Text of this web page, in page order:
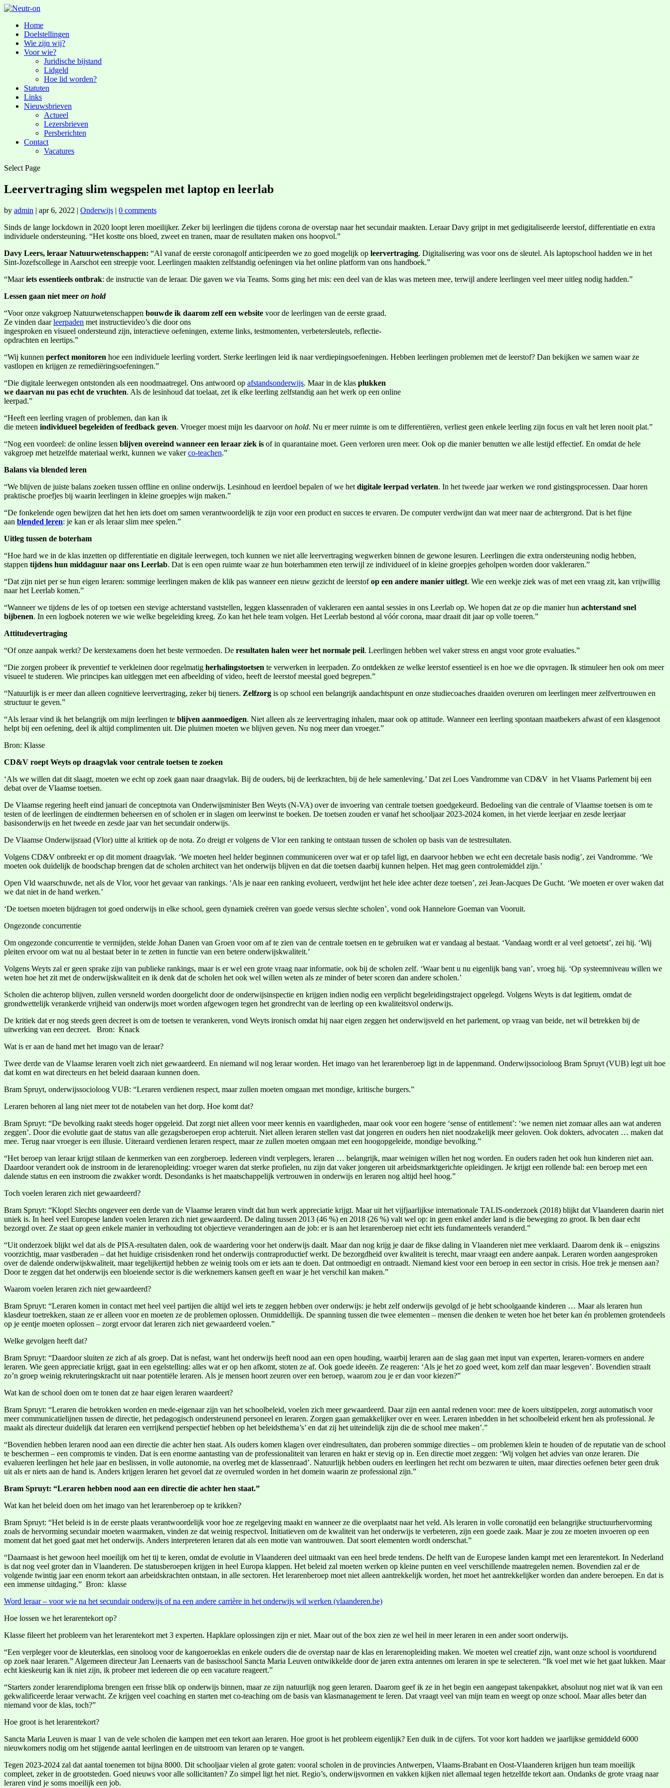
Home
Doelstellingen
Wie zijn wij?
Voor wie?
Juridische bijstand
Lidgeld
Hoe lid worden?
Statuten
Links
Nieuwsbrieven
Actueel
Lezersbrieven
Persberichten
Contact
Vacatures
Select Page
Leervertraging slim wegspelen met laptop en leerlab
by admin | apr 6, 2022 | Onderwijs | 0 comments
Sinds de lange lockdown in 2020 loopt leren moeilijker. Zeker bij leerlingen die tijdens corona de overstap naar het secundair maakten. Leraar Davy grijpt in met gedigitaliseerde leerstof, differentiatie en extra
individuele ondersteuning. “Het kostte ons bloed, zweet en tranen, maar de resultaten maken ons hoopvol.”
Davy Leers, leraar Natuurwetenschappen: “Al vanaf de eerste coronagolf anticipeerden we zo goed mogelijk op leervertraging. Digitalisering was voor ons de sleutel. Als laptopschool hadden we in het
Sint-Jozefscollege in Aarschot een streepje voor. Leerlingen maakten zelfstandig oefeningen via het online platform van ons handboek.”
“Maariets essentieels ontbrak: de instructie van de leraar. Die gaven we via Teams. Soms ging het mis: een deel van de klas was meteen mee, terwijl andere leerlingen veel meer uitleg nodig hadden.”
Lessen gaan niet meer on hold
“Voor onze vakgroep Natuurwetenschappen bouwde ik daarom zelf een website voor de leerlingen van de eerste graad.
Ze vinden daarleerpaden met instructievideo’s die door ons
ingesproken en visueel ondersteund zijn, interactieve oefeningen, externe links, testmomenten, verbetersleutels, reflectie-
opdrachten en leertips.”
“Wij kunnen perfect monitoren hoe een individuele leerling vordert. Sterke leerlingen leid ik naar verdiepingsoefeningen. Hebben leerlingen problemen met de leerstof? Dan bekijken we samen waar ze
vastlopen en krijgen ze remediëringsoefeningen.”
“Die digitale leerwegen ontstonden als een noodmaatregel. Ons antwoord op afstandsonderwijs. Maar in de klas plukken
we daarvan nu pas echt de vruchten. Als de lesinhoud dat toelaat, zet ik elke leerling zelfstandig aan het werk op een online
leerpad.”
“Heeft een leerling vragen of problemen, dan kan ik
die meteen individueel begeleiden of feedback geven. Vroeger moest mijn les daarvooron hold. Nu er meer ruimte is om te differentiëren, verliest geen enkele leerling zijn focus en valt het leren nooit plat.”
“Nog een voordeel: de online lessen blijven overeind wanneer een leraar ziek is of in quarantaine moet. Geen verloren uren meer. Ook op die manier benutten we alle lestijd effectief. En omdat de hele
vakgroep met hetzelfde materiaal werkt, kunnen we vakerco-teachen.”
Balans via blended leren
“We blijven de juiste balans zoeken tussen offline en online onderwijs. Lesinhoud en leerdoel bepalen of we het digitale leerpad verlaten. In het tweede jaar werken we rond gistingsprocessen. Daar horen
praktische proefjes bij waarin leerlingen in kleine groepjes wijn maken.”
“De fonkelende ogen bewijzen dat het hen iets doet om samen verantwoordelijk te zijn voor een product en succes te ervaren. De computer verdwijnt dan wat meer naar de achtergrond. Dat is het fijne
aan blended leren: je kan er als leraar slim mee spelen.”
Uitleg tussen de boterham
“Hoe hard we in de klas inzetten op differentiatie en digitale leerwegen, toch kunnen we niet alle leervertraging wegwerken binnen de gewone lesuren. Leerlingen die extra ondersteuning nodig hebben,
stappen tijdens hun middaguur naar ons Leerlab. Dat is een open ruimte waar ze hun boterhammen eten terwijl ze individueel of in kleine groepjes geholpen worden door vakleraren.”
“Dat zijn niet per se hun eigen leraren: sommige leerlingen maken de klik pas wanneer een nieuw gezicht de leerstofop een andere manier uitlegt. Wie een weekje ziek was of met een vraag zit, kan vrijwillig
naar het Leerlab komen.”
“Wanneer we tijdens de les of op toetsen een stevige achterstand vaststellen, leggen klassenraden of vakleraren een aantal sessies in ons Leerlab op. We hopen dat ze op die manier hun achterstand snel
bijbenen. In een logboek noteren we wie welke begeleiding kreeg. Zo kan het hele team volgen. Het Leerlab bestond al vóór corona, maar draait dit jaar op volle toeren.”
Attitudevertraging
“Of onze aanpak werkt? De kerstexamens doen het beste vermoeden. De resultaten halen weer het normale peil. Leerlingen hebben wel vaker stress en angst voor grote evaluaties.”
“Die zorgen probeer ik preventief te verkleinen door regelmatig herhalingstoetsen te verwerken in leerpaden. Zo ontdekken ze welke leerstof essentieel is en hoe we die opvragen. Ik stimuleer hen ook om meer
visueel te studeren. Wie principes kan uitleggen met een afbeelding of video, heeft de leerstof meestal goed begrepen.”
“Natuurlijk is er meer dan alleen cognitieve leervertraging, zeker bij tieners. Zelfzorg is op school een belangrijk aandachtspunt en onze studiecoaches draaiden overuren om leerlingen meer zelfvertrouwen en
structuur te geven.”
“Als leraar vind ik het belangrijk om mijn leerlingen te blijven aanmoedigen. Niet alleen als ze leervertraging inhalen, maar ook op attitude. Wanneer een leerling spontaan maatbekers afwast of een klasgenoot
helpt bij een oefening, deel ik altijd complimenten uit. Die pluimen moeten we blijven geven. Nu nog meer dan vroeger.”
Bron: Klasse
CD&V roept Weyts op draagvlak voor centrale toetsen te zoeken
‘Als we willen dat dit slaagt, moeten we echt op zoek gaan naar draagvlak. Bij de ouders, bij de leerkrachten, bij de hele samenleving.’ Dat zei Loes Vandromme van CD&V in het Vlaams Parlement bij een
debat over de Vlaamse toetsen.
De Vlaamse regering heeft eind januari de conceptnota van Onderwijsminister Ben Weyts (N-VA) over de invoering van centrale toetsen goedgekeurd. Bedoeling van die centrale of Vlaamse toetsen is om te
testen of de leerlingen de eindtermen beheersen en of scholen er in slagen om leerwinst te boeken. De toetsen zouden er vanaf het schooljaar 2023-2024 komen, in het vierde leerjaar en zesde leerjaar
basisonderwijs en het tweede en zesde jaar van het secundair onderwijs.
De Vlaamse Onderwijsraad (Vlor) uitte al kritiek op de nota. Zo dreigt er volgens de Vlor een ranking te ontstaan tussen de scholen op basis van de testresultaten.
Volgens CD&V ontbreekt er op dit moment draagvlak. ‘We moeten heel helder beginnen communiceren over wat er op tafel ligt, en daarvoor hebben we echt een decretale basis nodig’, zei Vandromme. ‘We
moeten ook duidelijk de boodschap brengen dat de scholen architect van het onderwijs blijven en dat die toetsen daarbij kunnen helpen. Het mag geen controlemiddel zijn.’
Open Vld waarschuwde, net als de Vlor, voor het gevaar van rankings. ‘Als je naar een ranking evolueert, verdwijnt het hele idee achter deze toetsen’, zei Jean-Jacques De Gucht. ‘We moeten er over waken dat
we dat niet in de hand werken.’
‘De toetsen moeten bijdragen tot goed onderwijs in elke school, geen dynamiek creëren van goede versus slechte scholen’, vond ook Hannelore Goeman van Vooruit.
Ongezonde concurrentie
Om ongezonde concurrentie te vermijden, stelde Johan Danen van Groen voor om af te zien van de centrale toetsen en te gebruiken wat er vandaag al bestaat. ‘Vandaag wordt er al veel getoetst’, zei hij. ‘Wij
pleiten ervoor om wat nu al bestaat beter in te zetten in functie van een betere onderwijskwaliteit.’
Volgens Weyts zal er geen sprake zijn van publieke rankings, maar is er wel een grote vraag naar informatie, ook bij de scholen zelf. ‘Waar bent u nu eigenlijk bang van’, vroeg hij. ‘Op systeemniveau willen we
weten hoe het zit met de onderwijskwaliteit en ik denk dat de scholen het ook wel willen weten als ze minder of beter scoren dan andere scholen.’
Scholen die achterop blijven, zullen versneld worden doorgelicht door de onderwijsinspectie en krijgen indien nodig een verplicht begeleidingstraject opgelegd. Volgens Weyts is dat legitiem, omdat de
grondwettelijk verankerde vrijheid van onderwijs moet worden afgewogen tegen het grondrecht van de leerling op een kwaliteitsvol onderwijs.
De kritiek dat er nog steeds geen decreet is om de toetsen te verankeren, vond Weyts ironisch omdat hij naar eigen zeggen het onderwijsveld en het parlement, op vraag van beide, net wil betrekken bij de
uitwerking van een decreet. Bron: Knack
Wat is er aan de hand met het imago van de leraar?
Twee derde van de Vlaamse leraren voelt zich niet gewaardeerd. En niemand wil nog leraar worden. Het imago van het lerarenberoep ligt in de lappenmand. Onderwijssocioloog Bram Spruyt (VUB) legt uit hoe
dat komt en wat directeurs en het beleid daaraan kunnen doen.
Bram Spruyt, onderwijssocioloog VUB: “Leraren verdienen respect, maar zullen moeten omgaan met mondige, kritische burgers.”
Leraren behoren al lang niet meer tot de notabelen van het dorp. Hoe komt dat?
Bram Spruyt: “De bevolking raakt steeds hoger opgeleid. Dat zorgt niet alleen voor meer kennis en vaardigheden, maar ook voor een hogere ‘sense of entitlement’: ‘we nemen niet zomaar alles aan wat anderen
zeggen’. Door die evolutie gaat de status van alle gezagsberoepen erop achteruit. Niet alleen leraren stellen vast dat jongeren en ouders hen niet noodzakelijk meer geloven. Ook dokters, advocaten … maken dat
mee. Terug naar vroeger is een illusie. Uiteraard verdienen leraren respect, maar ze zullen moeten omgaan met een hoogopgeleide, mondige bevolking.”
“Het beroep van leraar krijgt stilaan de kenmerken van een zorgberoep. Iedereen vindt verplegers, leraren … belangrijk, maar weinigen willen het nog worden. En ouders raden het ook hun kinderen niet aan.
Daardoor verandert ook de instroom in de lerarenopleiding: vroeger waren dat sterke profielen, nu zijn dat vaker jongeren uit arbeidsmarktgerichte opleidingen. Je krijgt een rollende bal: een beroep met een
dalende status en een instroom die zwakker wordt. Desondanks is het maatschappelijk vertrouwen in onderwijs en leraren nog altijd heel hoog.”
Toch voelen leraren zich niet gewaardeerd?
Bram Spruyt: “Klopt! Slechts ongeveer een derde van de Vlaamse leraren vindt dat hun werk appreciatie krijgt. Maar uit het vijfjaarlijkse internationale TALIS-onderzoek (2018) blijkt dat Vlaanderen daarin niet
uniek is. In heel veel Europese landen voelen leraren zich niet gewaardeerd. De daling tussen 2013 (46 %) en 2018 (26 %) valt wel op: in geen enkel ander land is die beweging zo groot. Ik ben daar echt
bezorgd over. Ze staat op geen enkele manier in verhouding tot objectieve veranderingen aan de job: er is aan het lerarenberoep niet echt iets fundamenteels veranderd.”
“Uit onderzoek blijkt wel dat als de PISA-resultaten dalen, ook de waardering voor het onderwijs daalt. Maar dan nog krijg je daar de fikse daling in Vlaanderen niet mee verklaard. Daarom denk ik – enigszins
voorzichtig, maar vastberaden – dat het huidige crisisdenken rond het onderwijs contraproductief werkt. De bezorgdheid over kwaliteit is terecht, maar vraagt een andere aanpak. Leraren worden aangesproken
over de dalende onderwijskwaliteit, maar tegelijkertijd hebben ze weinig tools om er iets aan te doen. Dat ontmoedigt en ontraadt. Niemand kiest voor een beroep in een sector in crisis. Hoe trek je mensen aan?
Door te zeggen dat het onderwijs een bloeiende sector is die werknemers kansen geeft en waar je het verschil kan maken.”
Waarom voelen leraren zich niet gewaardeerd?
Bram Spruyt: “Leraren komen in contact met heel veel partijen die altijd wel iets te zeggen hebben over onderwijs: je hebt zelf onderwijs gevolgd of je hebt schoolgaande kinderen … Maar als leraren hun
klasdeur toetrekken, staan ze er alleen voor en moeten ze de problemen oplossen. Onmiddellijk. De spanning tussen die twee elementen – mensen die denken te weten hoe het beter kan én problemen grotendeels
op je eentje moeten oplossen – zorgt ervoor dat leraren zich niet gewaardeerd voelen.”
Welke gevolgen heeft dat?
Bram Spruyt: “Daardoor sluiten ze zich af als groep. Dat is nefast, want het onderwijs heeft nood aan een open houding, waarbij leraren aan de slag gaan met input van experten, leraren-vormers en andere
leraren. Wie geen appreciatie krijgt, gaat in een egelstelling: alles wat er op hen afkomt, stoten ze af. Ook goede ideeën. Ze reageren: ‘Als je het zo goed weet, kom zelf dan maar lesgeven’. Bovendien straalt
zo’n groep weinig rekruteringskracht uit naar potentiële leraren. Als je mensen hoort zeuren over een beroep, waarom zou je er dan voor kiezen?”
Wat kan de school doen om te tonen dat ze haar eigen leraren waardeert?
Bram Spruyt: “Leraren die betrokken worden en mede-eigenaar zijn van het schoolbeleid, voelen zich meer gewaardeerd. Daar zijn een aantal redenen voor: mee de koers uitstippelen, zorgt automatisch voor
meer communicatielijnen tussen de directie, het pedagogisch ondersteunend personeel en leraren. Zorgen gaan gemakkelijker over en weer. Leraren inbedden in het schoolbeleid erkent hen als professional. Je
maakt als directeur duidelijk dat leraren een verrijkend perspectief hebben op het beleidsthema’s’ en dat zij het uiteindelijk zijn die de school mee maken’.”
“Bovendien hebben leraren nood aan een directie die achter hen staat. Als ouders komen klagen over eindresultaten, dan proberen sommige directies – om problemen klein te houden of de reputatie van de school
te beschermen – een compromis te vinden. Dat is een enorme aantasting van de professionaliteit van leraren en hakt er stevig op in. Een directie moet zeggen: ‘Wij volgen het advies van onze leraren. Die
evalueren leerlingen het hele jaar en beslissen, in volle autonomie, na overleg met de klassenraad’. Natuurlijk hebben ouders en leerlingen het recht om bezwaren te uiten, maar directies oefenen beter geen druk
uit als er niets aan de hand is. Anders krijgen leraren het gevoel dat ze overruled worden in het domein waarin ze professional zijn.”
Bram Spruyt: “Leraren hebben nood aan een directie die achter hen staat.”
Wat kan het beleid doen om het imago van het lerarenberoep op te krikken?
Bram Spruyt: “Het beleid is in de eerste plaats verantwoordelijk voor hoe ze regelgeving maakt en wanneer ze die overplaatst naar het veld. Als leraren in volle coronatijd een belangrijke structuurhervorming
zoals de hervorming secundair moeten waarmaken, vinden ze dat weinig respectvol. Initiatieven om de kwaliteit van het onderwijs te verbeteren, zijn een goede zaak. Maar je zou ze moeten invoeren op een
moment dat het goed gaat met het onderwijs. Anders interpreteren leraren dat als een motie van wantrouwen. Dat soort elementen wordt onderschat.”
“Daarnaast is het gewoon heel moeilijk om het tij te keren, omdat de evolutie in Vlaanderen deel uitmaakt van een heel brede tendens. De helft van de Europese landen kampt met een lerarentekort. In Nederland
is dat nog veel groter dan in Vlaanderen. De statusberoepen krijgen in heel Europa klappen. Het beleid zal moeten werken op kleine punten en veel verschillende maatregelen nemen. Bovendien zal er de
volgende twintig jaar een enorm tekort aan arbeidskrachten ontstaan, in alle sectoren. Het lerarenberoep moet niet alleen aantrekkelijk worden, het moet het aantrekkelijker worden dan andere beroepen. En dat is
een immense uitdaging.” Bron: klasse
Word leraar – voor wie na het secundair onderwijs of na een andere carrière in het onderwijs wil werken (vlaanderen.be)
Hoe lossen we het lerarentekort op?
Klasse fileert het probleem van het lerarentekort met 3 experten. Hapklare oplossingen zijn er niet. Maar out of the box zien ze wel heil in meer leraren in een ander soort onderwijs.
“Een verpleger voor de kleuterklas, een sinoloog voor de kangoeroeklas en enkele ouders die de overstap naar de klas en lerarenopleiding maken. We moeten wel creatief zijn, want onze school is voortdurend
op zoek naar leraren.” Algemeen directeur Jan Leenaerts van de basisschool Sancta Maria Leuven ontwikkelde door de jaren extra antennes om leraren in spe te selecteren. “Ik voel met wie het gaat lukken. Maar
echt kieskeurig kan ik niet zijn, ik probeer met iedereen die op een vacature reageert.”
“Starters zonder lerarendiploma brengen een frisse blik op onderwijs binnen, maar ze zijn natuurlijk nog geen leraren. Daarom geef ik ze in het begin een aangepast takenpakket, absoluut nog niet wat ik van een
gekwalificeerde leraar verwacht. Ze krijgen veel coaching en starten met co-teaching om de basis van klasmanagement te leren. Dat vraagt veel van mijn team en weegt op onze school. Maar alles beter dan
niemand voor de klas, toch?”
Hoe groot is het lerarentekort?
Sancta Maria Leuven is maar 1 van de vele scholen die kampen met een tekort aan leraren. Hoe groot is het probleem eigenlijk? Een duik in de cijfers. Tot voor kort hadden we jaarlijkse gemiddeld 6000
nieuwkomers nodig om het stijgende aantal leerlingen en de uitstroom van leraren op te vangen.
Tegen 2023-2024 zal dat aantal toenemen tot bijna 8000. Dit schooljaar vielen al grote gaten: vooral scholen in de provincies Antwerpen, Vlaams-Brabant en Oost-Vlaanderen krijgen hun team moeilijk
compleet, zeker in de grootsteden. Goed nieuws voor alle sollicitanten? Zo simpel ligt het niet. Regio’s, onderwijsvormen en vakken kijken niet allemaal tegen hetzelfde tekort aan. Ondanks de grote vraag naar
leraren vind je soms moeilijk een job.